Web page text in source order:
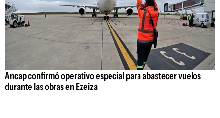
Ancap confirmó operativo especial para abastecer vuelos
durante las obras en Ezeiza